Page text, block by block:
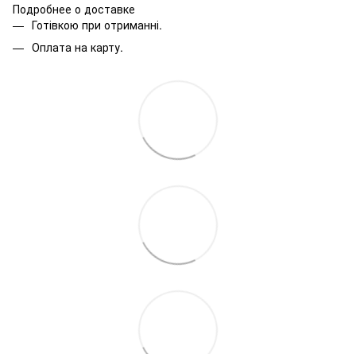
Подробнее о доставке
Готівкою при отриманні.
Оплата на карту.